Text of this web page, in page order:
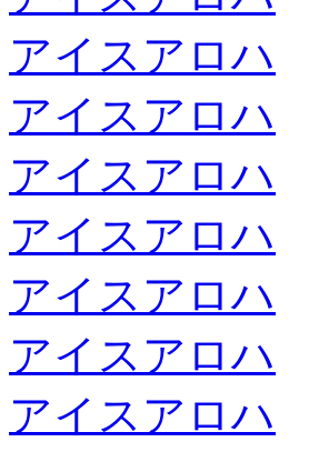
アイスアロハ
アイスアロハ
アイスアロハ
アイスアロハ
アイスアロハ
アイスアロハ
アイスアロハ